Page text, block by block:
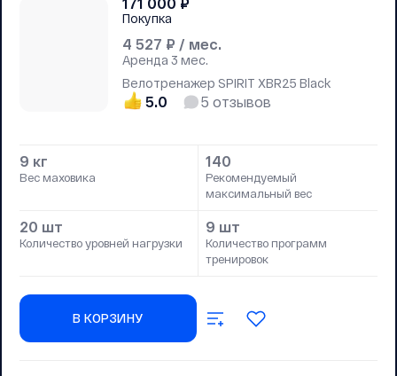
4 527 ₽ / мес.
Аренда 3 мес.
Покупка
Велотренажер SPIRIT XBR25 Black
5.0 5 отзывов
9 кг
Вес маховика
140
Рекомендуемый
максимальный вес
20 шт
Количество уровней нагрузки
9 шт
Количество программ
тренировок
В КОРЗИНУ